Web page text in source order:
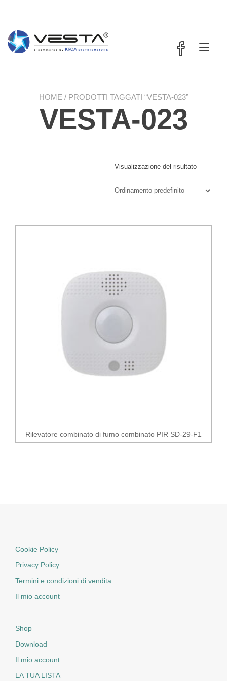
HOME / PRODOTTI TAGGATI “VESTA-023”
VESTA-023
Visualizzazione del risultato
Rilevatore combinato di fumo combinato PIR SD-29-F1
Cookie Policy
Privacy Policy
Termini e condizioni di vendita
Il mio account
Shop
Download
Il mio account
LA TUA LISTA